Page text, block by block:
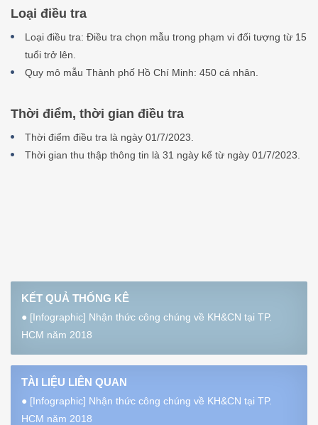
Loại điều tra
Loại điều tra: Điều tra chọn mẫu trong phạm vi đối tượng từ 15
tuổi trở lên.
Quy mô mẫu Thành phố Hồ Chí Minh: 450 cá nhân.
Thời điểm, thời gian điều tra
Thời điểm điều tra là ngày 01/7/2023.
Thời gian thu thập thông tin là 31 ngày kể từ ngày 01/7/2023.
KẾT QUẢ THỐNG KÊ
● [Infographic] Nhận thức công chúng về KH&CN tại TP.
HCM năm 2018
TÀI LIỆU LIÊN QUAN
● [Infographic] Nhận thức công chúng về KH&CN tại TP.
HCM năm 2018